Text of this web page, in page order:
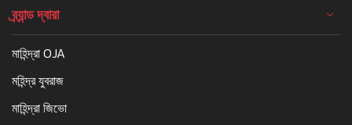
ব্র্যান্ড দ্বারা
মাহিন্দ্রা OJA
মহিন্দ্র যুবরাজ
মাহিন্দ্রা জিভো